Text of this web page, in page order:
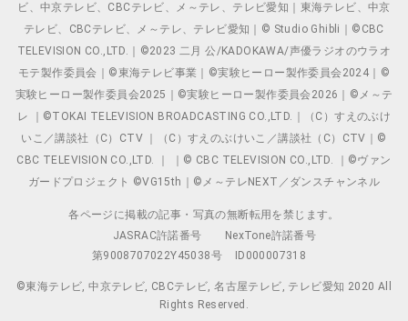
ビ、中京テレビ、CBCテレビ、メ～テレ、テレビ愛知｜東海テレビ、中京
テレビ、CBCテレビ、メ～テレ、テレビ愛知｜© Studio Ghibli｜©CBC
TELEVISION CO.,LTD.｜©2023 二月 公/KADOKAWA/声優ラジオのウラオ
モテ製作委員会｜©東海テレビ事業｜©実験ヒーロー製作委員会2024｜©
実験ヒーロー製作委員会2025｜©実験ヒーロー製作委員会2026｜©メ～テ
レ ｜©TOKAI TELEVISION BROADCASTING CO.,LTD.｜（C）すえのぶけ
いこ／講談社（C）CTV ｜（C）すえのぶけいこ／講談社（C）CTV｜©
CBC TELEVISION CO.,LTD. ｜ ｜© CBC TELEVISION CO.,LTD. ｜©ヴァン
ガードプロジェクト ©VG15th｜©メ～テレNEXT／ダンスチャンネル
各ページに掲載の記事・写真の無断転用を禁じます。
JASRAC許諾番号
NexTone許諾番号
第9008707022Y45038号
ID000007318
©東海テレビ, 中京テレビ, CBCテレビ, 名古屋テレビ, テレビ愛知 2020 All
Rights Reserved.